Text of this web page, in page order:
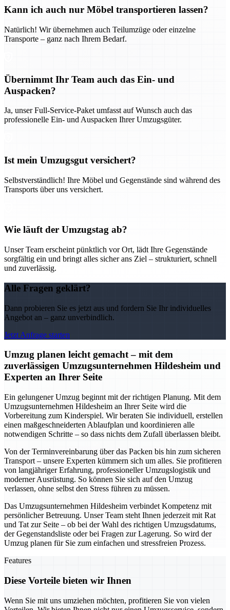
Kann ich auch nur Möbel transportieren lassen?
Natürlich! Wir übernehmen auch Teilumzüge oder einzelne
Transporte – ganz nach Ihrem Bedarf.
Übernimmt Ihr Team auch das Ein- und
Auspacken?
Ja, unser Full-Service-Paket umfasst auf Wunsch auch das
professionelle Ein- und Auspacken Ihrer Umzugsgüter.
Ist mein Umzugsgut versichert?
Selbstverständlich! Ihre Möbel und Gegenstände sind während des
Transports über uns versichert.
Wie läuft der Umzugstag ab?
Unser Team erscheint pünktlich vor Ort, lädt Ihre Gegenstände
sorgfältig ein und bringt alles sicher ans Ziel – strukturiert, schnell
und zuverlässig.
Alle Fragen geklärt?
Dann probieren Sie es jetzt aus und fordern Sie Ihr individuelles
Angebot an – ganz unverbindlich.
Jetzt Anfrage starten
Umzug planen leicht gemacht – mit dem
zuverlässigen Umzugsunternehmen Hildesheim und
Experten an Ihrer Seite
Ein gelungener Umzug beginnt mit der richtigen Planung. Mit dem
Umzugsunternehmen Hildesheim an Ihrer Seite wird die
Vorbereitung zum Kinderspiel. Wir beraten Sie individuell, erstellen
einen maßgeschneiderten Ablaufplan und koordinieren alle
notwendigen Schritte – so dass nichts dem Zufall überlassen bleibt.
Von der Terminvereinbarung über das Packen bis hin zum sicheren
Transport – unsere Experten kümmern sich um alles. Sie profitieren
von langjähriger Erfahrung, professioneller Umzugslogistik und
moderner Ausrüstung. So können Sie sich auf den Umzug
verlassen, ohne selbst den Stress führen zu müssen.
Das Umzugsunternehmen Hildesheim verbindet Kompetenz mit
persönlicher Betreuung. Unser Team steht Ihnen jederzeit mit Rat
und Tat zur Seite – ob bei der Wahl des richtigen Umzugsdatums,
der Gegenstandsliste oder bei Fragen zur Lagerung. So wird der
Umzug planen für Sie zum einfachen und stressfreien Prozess.
Features
Diese Vorteile bieten wir Ihnen
Wenn Sie mit uns umziehen möchten, profitieren Sie von vielen